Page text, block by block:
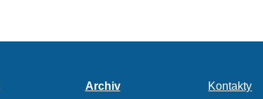
Archiv
Kontakty